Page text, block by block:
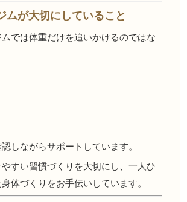
ムが大切にしていること
では体重だけを追いかけるのではな
しながらサポートしています。
すい習慣づくりを大切にし、一人ひ
体づくりをお手伝いしています。